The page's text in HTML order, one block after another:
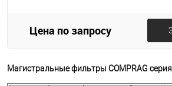
Цена по запросу
Магистральные фильтры COMPRAG